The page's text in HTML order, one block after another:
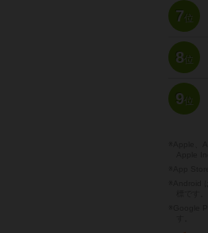
7位
8位
9位